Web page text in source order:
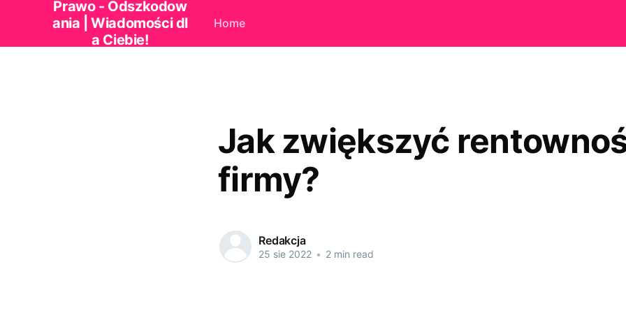
Prawo - Odszkodow
ania | Wiadomości dl
a Ciebie!
Home
Jak zwiększyć
firmy?
Redakcja
25 sie 2022 • 2 min read